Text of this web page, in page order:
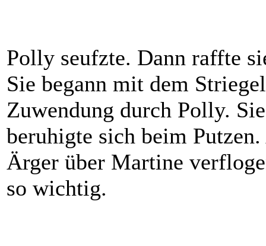
Polly seufzte. Dann raffte
Sie begann mit dem
Zuwendung durch Polly.
beruhigte sich beim
Ärger über Martine
so wichtig.